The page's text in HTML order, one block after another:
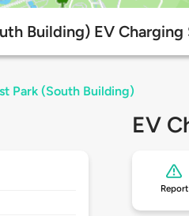
Building) EV
Park (South Building)
EV
Report